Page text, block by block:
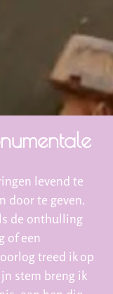
levend te
door te geven.
de onthulling
of een
treed ik op
stem breng ik